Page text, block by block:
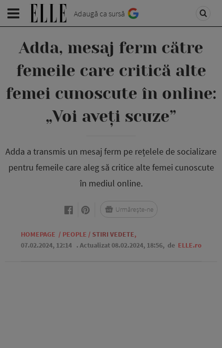
Adaugă ca sursă
Adda, mesaj ferm către
femeile care critică alte
femei cunoscute în online:
„Voi aveți scuze”
Adda a transmis un mesaj ferm pe rețelele de socializare
pentru femeile care aleg să critice alte femei cunoscute
în mediul online.
HOMEPAGE / PEOPLE / STIRI VEDETE,
07.02.2024, 12:14 . Actualizat 08.02.2024, 18:56, de ELLE.ro
Urmărește-ne